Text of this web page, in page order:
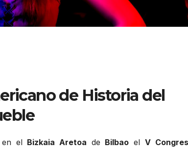
de Historia del
el Bizkaia Aretoa de Bilbao el V